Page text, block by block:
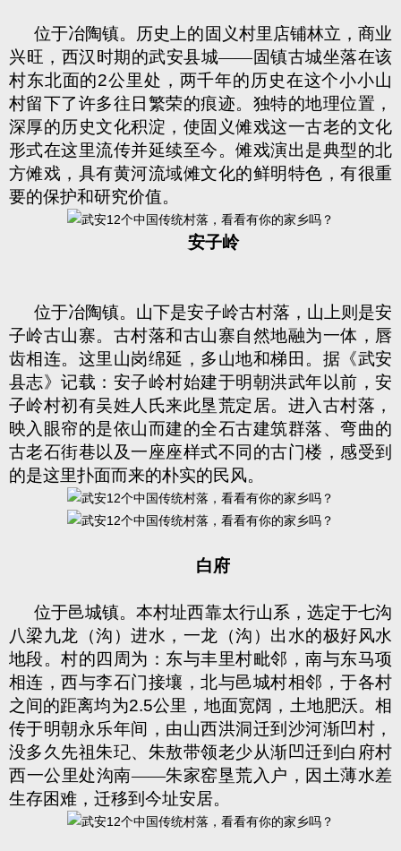
位于冶陶镇。历史上的固义村里店铺林立，商业
兴旺，西汉时期的武安县城――固镇古城坐落在该
村东北面的2公里处，两千年的历史在这个小小山
村留下了许多往日繁荣的痕迹。独特的地理位置，
深厚的历史文化积淀，使固义傩戏这一古老的文化
形式在这里流传并延续至今。傩戏演出是典型的北
方傩戏，具有黄河流域傩文化的鲜明特色，有很重
要的保护和研究价值。
安子岭
位于冶陶镇。山下是安子岭古村落，山上则是安
子岭古山寨。古村落和古山寨自然地融为一体，唇
齿相连。这里山岗绵延，多山地和梯田。据《武安
县志》记载：安子岭村始建于明朝洪武年以前，安
子岭村初有吴姓人氏来此垦荒定居。进入古村落，
映入眼帘的是依山而建的全石古建筑群落、弯曲的
古老石街巷以及一座座样式不同的古门楼，感受到
的是这里扑面而来的朴实的民风。
白府
位于邑城镇。本村址西靠太行山系，选定于七沟
八梁九龙（沟）进水，一龙（沟）出水的极好风水
地段。村的四周为：东与丰里村毗邻，南与东马项
相连，西与李石门接壤，北与邑城村相邻，于各村
之间的距离均为2.5公里，地面宽阔，土地肥沃。相
传于明朝永乐年间，由山西洪洞迁到沙河渐凹村，
没多久先祖朱玘、朱敖带领老少从渐凹迁到白府村
西一公里处沟南——朱家窑垦荒入户，因土薄水差
生存困难，迁移到今址安居。